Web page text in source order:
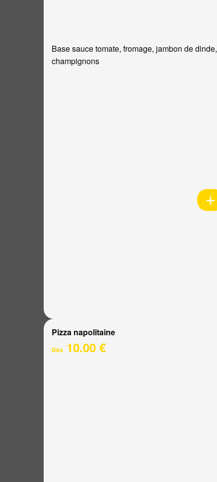
Base sauce tomate, fromage, jambon de dinde,
champignons
Pizza napolitaine
Dès 10.00 €